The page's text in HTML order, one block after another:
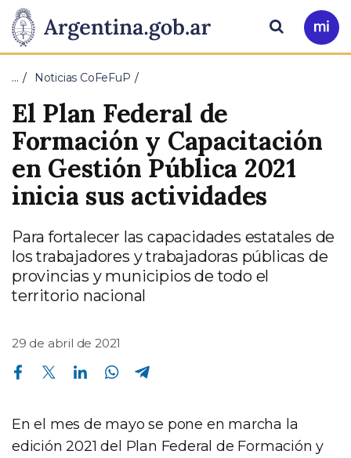
Presidencia
de
la
Nación
Pasar al contenido principal
Ir
a
Buscar
… Noticias CoFeFuP
El Plan Federal de
Formación y Capacitación
en Gestión Pública 2021
inicia sus actividades
Para fortalecer las capacidades estatales de
los trabajadores y trabajadoras públicas de
provincias y municipios de todo el
territorio nacional
29 de abril de 2021
Compartir en Facebook Compartir en Twitter Compartir en Linkedin Compartir en Whatsapp
En el mes de mayo se pone en marcha la
edición 2021 del Plan Federal de Formación y